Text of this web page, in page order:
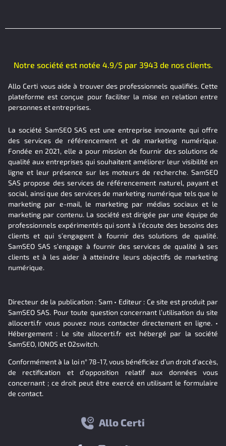
Notre société est notée 4.9/5 par 3943 de nos clients.
Allo Certi vous aide à trouver des professionnels qualifiés. Cette
plateforme est conçue pour faciliter la mise en relation entre
personnes et entreprises.
La société SamSEO SAS est une entreprise innovante qui offre
des services de référencement et de marketing numérique.
Fondée en 2021, elle a pour mission de fournir des solutions de
qualité aux entreprises qui souhaitent améliorer leur visibilité en
ligne et leur présence sur les moteurs de recherche. SamSEO
SAS propose des services de référencement naturel, payant et
social, ainsi que des services de marketing numérique tels que le
marketing par e-mail, le marketing par médias sociaux et le
marketing par contenu. La société est dirigée par une équipe de
professionnels expérimentés qui sont à l’écoute des besoins des
clients et qui s’engagent à fournir des solutions de qualité.
SamSEO SAS s’engage à fournir des services de qualité à ses
clients et à les aider à atteindre leurs objectifs de marketing
numérique.
Directeur de la publication : Sam • Editeur : Ce site est produit par
SamSEO SAS. Pour toute question concernant l’utilisation du site
allocerti.fr vous pouvez nous contacter directement en ligne. •
Hébergement : Le site allocerti.fr est hébergé par la société
SamSEO, IONOS et O2switch.
Conformément à la loi n° 78-17, vous bénéficiez d’un droit d’accès,
de rectification et d’opposition relatif aux données vous
concernant ; ce droit peut être exercé en utilisant le formulaire
de contact.
Allo Certi